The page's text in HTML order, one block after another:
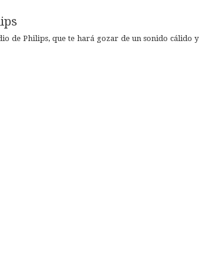
de Philips, que te hará gozar de un sonido cálido